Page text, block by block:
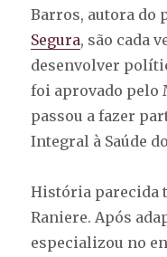
Barros, autora do
Segura, são cada
desenvolver
foi aprovado pelo
passou a fazer
Integral à Saúde
História parecida
Raniere. Após
especializou no